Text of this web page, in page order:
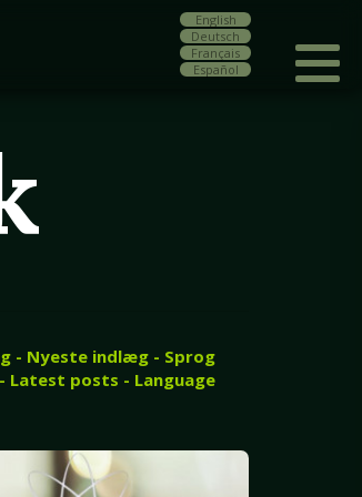
English
Deutsch
Français
Español
- Nyeste indlæg - Sprog
Latest posts - Language